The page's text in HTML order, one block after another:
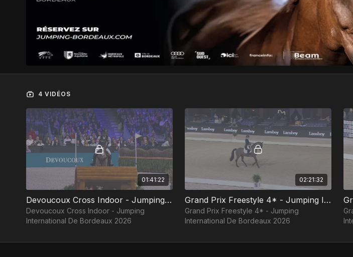
4 VIDÉOS
01:41:22
Devoucoux Cross Indoor - Jumping International De Bordeaux 2026
Devoucoux Cross Indoor - Jumping
International De Bordeaux 2026
02:21:32
Grand Prix Freestyle 4* - Jumping International De Bordeaux 2026
Grand Prix Freestyle 4* - Jumping
International De Bordeaux 2026